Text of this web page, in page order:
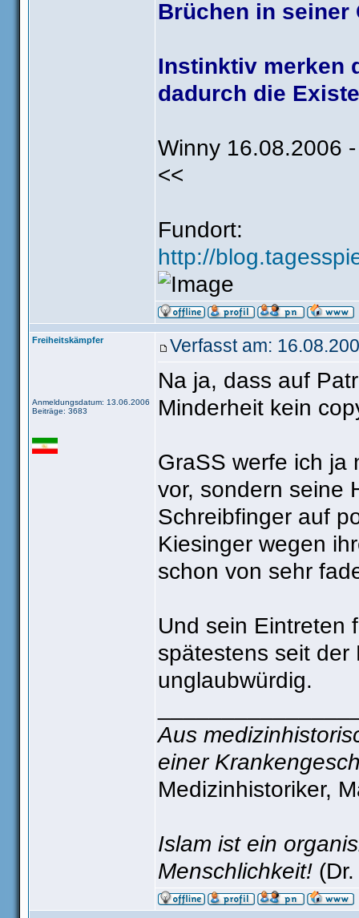
Brüchen in seiner
Instinktiv merken
dadurch die
Winny 16.08.2006
<<
Fundort:
http://
Freiheitskämpfer
Anmeldungsdatum: 13.06.2006
Beiträge: 3683
Verfasst am:
Na ja, dass auf
Minderheit kein
GraSS werfe ich ja
vor, sondern seine
Schreibfinger auf
Kiesinger wegen
schon von sehr
Und sein Eintreten
spätestens seit der
unglaubwürdig.
Aus
einer
Medizinhistoriker,
Islam ist ein
Menschlichkeit!